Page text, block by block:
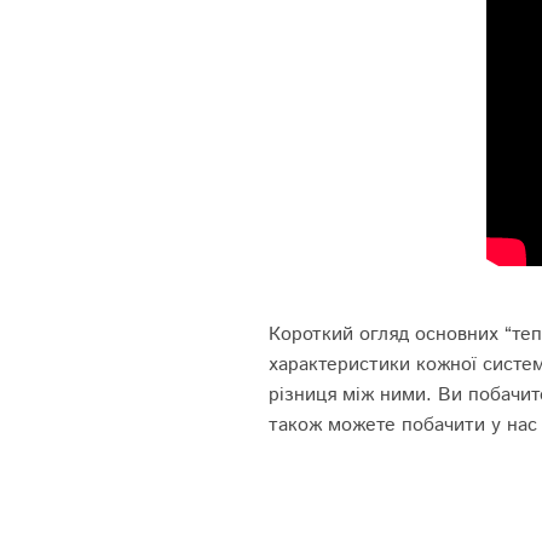
Короткий огляд основних
характеристики кожної
різниця між ними. Ви
також можете побачити у нас